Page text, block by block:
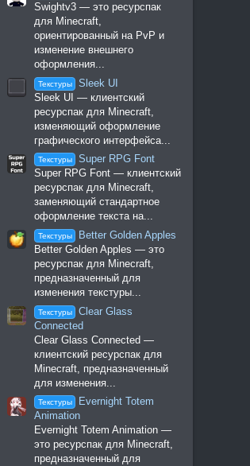
Swightv3 — это ресурспак
для Minecraft,
ориентированный на PvP и
изменение внешнего
оформления...
Текстуры
Sleek UI
Sleek UI — клиентский
ресурспак для Minecraft,
изменяющий оформление
графического интерфейса...
Текстуры
Super RPG Font
Super RPG Font — клиентский
ресурспак для Minecraft,
заменяющий стандартное
оформление текста на...
Текстуры
Better Golden Apples
Better Golden Apples — это
ресурспак для Minecraft,
предназначенный для
изменения текстуры...
Текстуры
Clear Glass
Connected
Clear Glass Connected —
клиентский ресурспак для
Minecraft, предназначенный
для изменения...
Текстуры
Evernight Totem
Animation
Evernight Totem Animation —
это ресурспак для Minecraft,
предназначенный для